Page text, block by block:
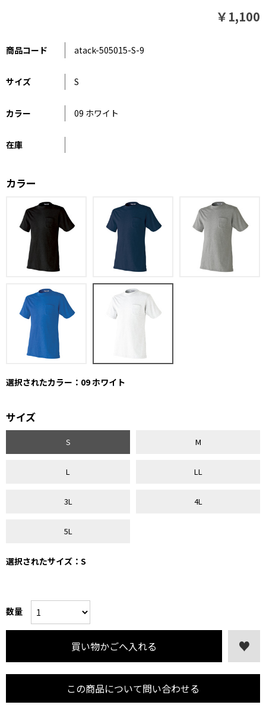
￥1,100
商品コード atack-505015-S-9
サイズ S
カラー 09 ホワイト
在庫
カラー
選択されたカラー：09 ホワイト
サイズ
S M
L LL
3L 4L
5L
選択されたサイズ：S
数量
この商品について問い合わせる